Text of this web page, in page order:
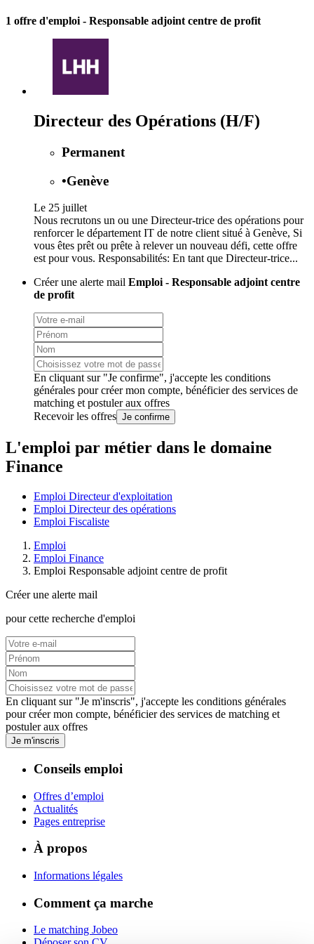
1 offre d'emploi - Responsable adjoint centre de profit
Directeur des Opérations (H/F)
Permanent
•Genève
Le 25 juillet
Nous recrutons un ou une Directeur-trice des opérations pour
renforcer le département IT de notre client situé à Genève, Si
vous êtes prêt ou prête à relever un nouveau défi, cette offre
est pour vous. Responsabilités: En tant que Directeur-trice...
Créer une alerte mail Emploi - Responsable adjoint centre
de profit
En cliquant sur "Je confirme", j'accepte les conditions
générales pour créer mon compte, bénéficier des services de
matching et postuler aux offres
Recevoir les offres Je confirme
L'emploi par métier dans le domaine
Finance
Emploi Directeur d'exploitation
Emploi Directeur des opérations
Emploi Fiscaliste
Emploi
Emploi Finance
Emploi Responsable adjoint centre de profit
Créer une alerte mail
pour cette recherche d'emploi
En cliquant sur "Je m'inscris", j'accepte les conditions générales
pour créer mon compte, bénéficier des services de matching et
postuler aux offres
Je m'inscris
Conseils emploi
Offres d’emploi
Actualités
Pages entreprise
À propos
Informations légales
Comment ça marche
Le matching Jobeo